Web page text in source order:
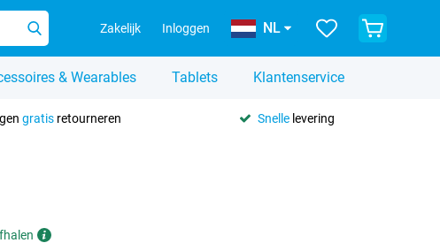
Zakelijk Inloggen NL
& Wearables Tablets Klantenservice
gratisretourneren Snellelevering